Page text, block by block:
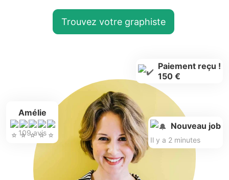
Trouvez votre graphiste
Amélie
109 avis
Paiement reçu !
150 €
Nouveau job
Il y a 2 minutes